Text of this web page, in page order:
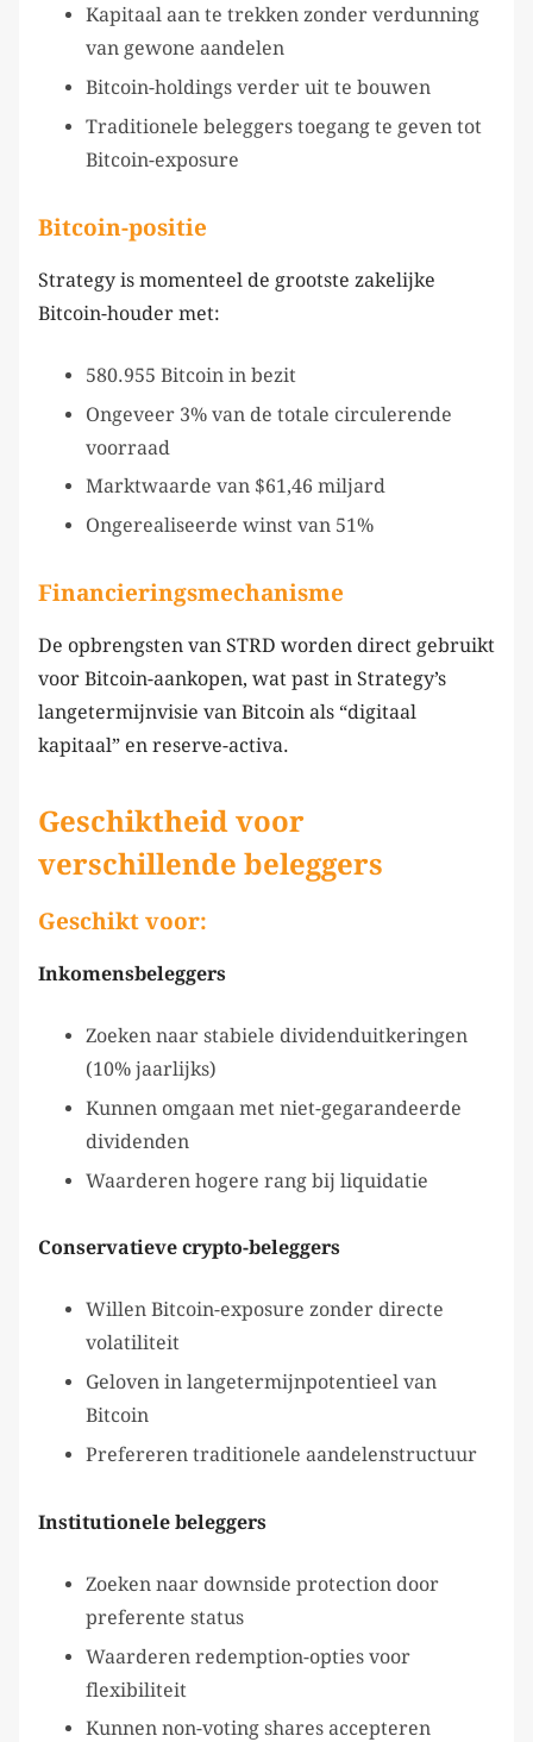
Kapitaal aan te trekken zonder verdunning
van gewone aandelen
Bitcoin-holdings verder uit te bouwen
Traditionele beleggers toegang te geven tot
Bitcoin-exposure
Bitcoin-positie
Strategy is momenteel de grootste zakelijke
Bitcoin-houder met:
580.955 Bitcoin in bezit
Ongeveer 3% van de totale circulerende
voorraad
Marktwaarde van $61,46 miljard
Ongerealiseerde winst van 51%
Financieringsmechanisme
De opbrengsten van STRD worden direct gebruikt
voor Bitcoin-aankopen, wat past in Strategy’s
langetermijnvisie van Bitcoin als “digitaal
kapitaal” en reserve-activa.
Geschiktheid voor
verschillende beleggers
Geschikt voor:
Inkomensbeleggers
Zoeken naar stabiele dividenduitkeringen
(10% jaarlijks)
Kunnen omgaan met niet-gegarandeerde
dividenden
Waarderen hogere rang bij liquidatie
Conservatieve crypto-beleggers
Willen Bitcoin-exposure zonder directe
volatiliteit
Geloven in langetermijnpotentieel van
Bitcoin
Prefereren traditionele aandelenstructuur
Institutionele beleggers
Zoeken naar downside protection door
preferente status
Waarderen redemption-opties voor
flexibiliteit
Kunnen non-voting shares accepteren